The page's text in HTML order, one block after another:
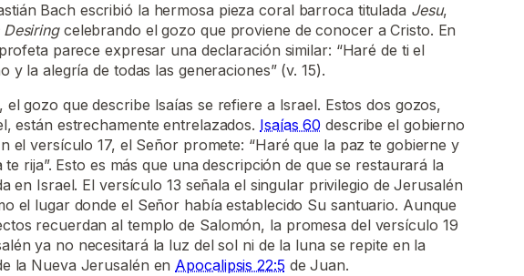
Bach escribió la hermosa pieza coral barroca titulada Jesu,
Desiringcelebrando el gozo que proviene de conocer a Cristo. En
parece expresar una declaración similar: “Haré de ti el
y la alegría de todas las generaciones” (v. 15).
el gozo que describe Isaías se refiere a Israel. Estos dos gozos,
están estrechamente entrelazados. Isaías 60 describe el gobierno
el versículo 17, el Señor promete: “Haré que la paz te gobierne y
te rija”. Esto es más que una descripción de que se restaurará la
en Israel. El versículo 13 señala el singular privilegio de Jerusalén
el lugar donde el Señor había establecido Su santuario. Aunque
recuerdan al templo de Salomón, la promesa del versículo 19
ya no necesitará la luz del sol ni de la luna se repite en la
la Nueva Jerusalén en Apocalipsis 22:5 de Juan.